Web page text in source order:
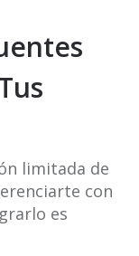
limitada de
con
es